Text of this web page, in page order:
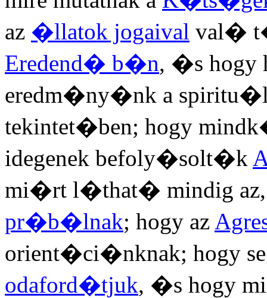
az �llatok jogaival val�
Eredend� b�n, �s hogy
eredm�ny�nk a
tekintet�ben; hogy
idegenek befoly�solt�k
mi�rt l�that� mindig az,
pr�b�lnak; hogy az
orient�ci�nknak; hogy
odaford�tjuk, �s hogy